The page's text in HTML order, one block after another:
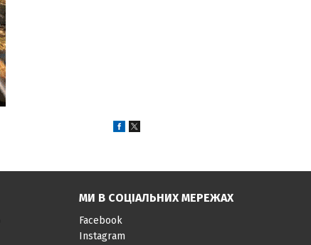
МИ В СОЦІАЛЬНИХ МЕРЕЖАХ
Facebook
Instagram